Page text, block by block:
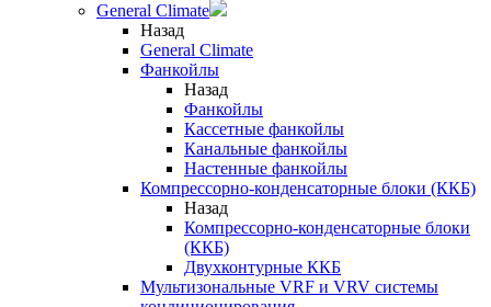
General Climate
Назад
General Climate
Фанкойлы
Назад
Фанкойлы
Кассетные фанкойлы
Канальные фанкойлы
Настенные фанкойлы
Компрессорно-конденсаторные блоки (ККБ)
Назад
Компрессорно-конденсаторные блоки
(ККБ)
Двухконтурные ККБ
Мультизональные VRF и VRV системы